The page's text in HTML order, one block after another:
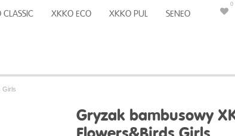
XKKO ECO XKKO PUL SENEO
0
Girls
Gryzak bambusowy